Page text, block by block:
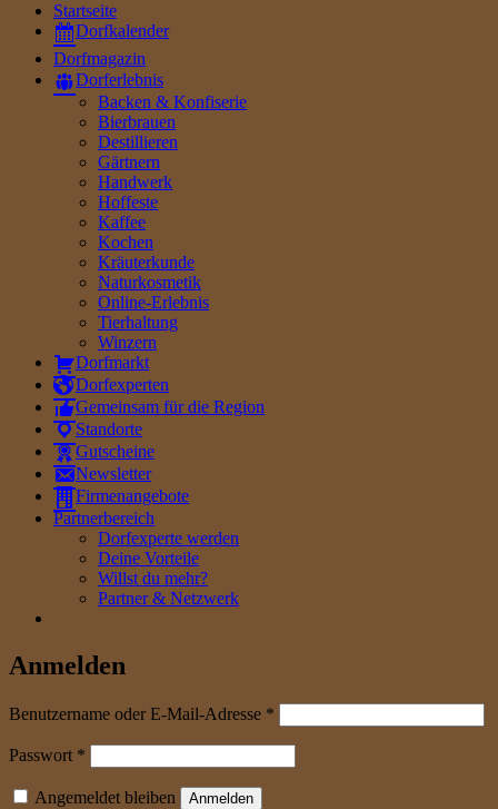
Startseite
Dorfkalender
Dorfmagazin
Dorferlebnis
Backen & Konfiserie
Bierbrauen
Destillieren
Gärtnern
Handwerk
Hoffeste
Kaffee
Kochen
Kräuterkunde
Naturkosmetik
Online-Erlebnis
Tierhaltung
Winzern
Dorfmarkt
Dorfexperten
Gemeinsam für die Region
Standorte
Gutscheine
Newsletter
Firmenangebote
Partnerbereich
Dorfexperte werden
Deine Vorteile
Willst du mehr?
Partner & Netzwerk
Anmelden
Benutzername oder E-Mail-Adresse *
Passwort *
Angemeldet bleiben Anmelden